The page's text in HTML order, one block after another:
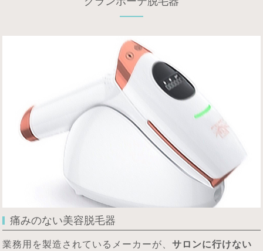
痛みのない美容脱毛器
業務用を製造されているメーカーが、サロンに行けない